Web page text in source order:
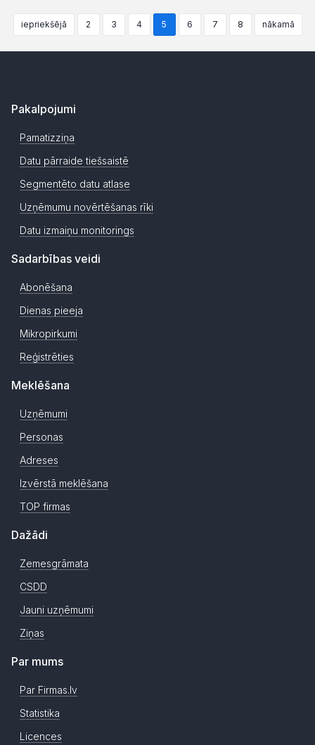
iepriekšējā 2 3 4 5 6 7 8 nākamā
Pakalpojumi
Pamatizziņa
Datu pārraide tiešsaistē
Segmentēto datu atlase
Uzņēmumu novērtēšanas rīki
Datu izmaiņu monitorings
Sadarbības veidi
Abonēšana
Dienas pieeja
Mikropirkumi
Reģistrēties
Meklēšana
Uzņēmumi
Personas
Adreses
Izvērstā meklēšana
TOP firmas
Dažādi
Zemesgrāmata
CSDD
Jauni uzņēmumi
Ziņas
Par mums
Par Firmas.lv
Statistika
Licences